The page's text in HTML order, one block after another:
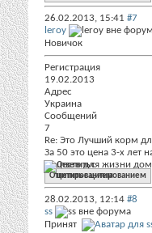
26.02.2013, 15:41 #7
leroy
Новичок
Регистрация
19.02.2013
Адрес
Украина
Сообщений
7
Re: Это Лучший корм
За 50 это цена 3-х лет
веществ для жизни
Ответить с цитированием
28.02.2013, 12:14 #8
ss
Принят